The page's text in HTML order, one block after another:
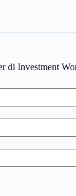
di Investment